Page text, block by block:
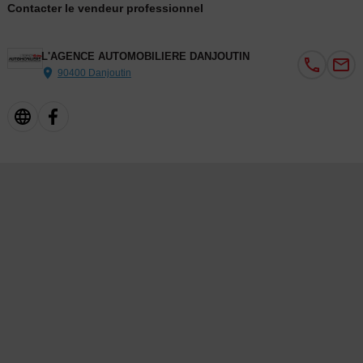
Plus de 3500 occasions de qualité sur notre site agenceauto . com
Contacter le vendeur professionnel
L'AGENCE AUTOMOBILIERE DANJOUTIN
90400 Danjoutin